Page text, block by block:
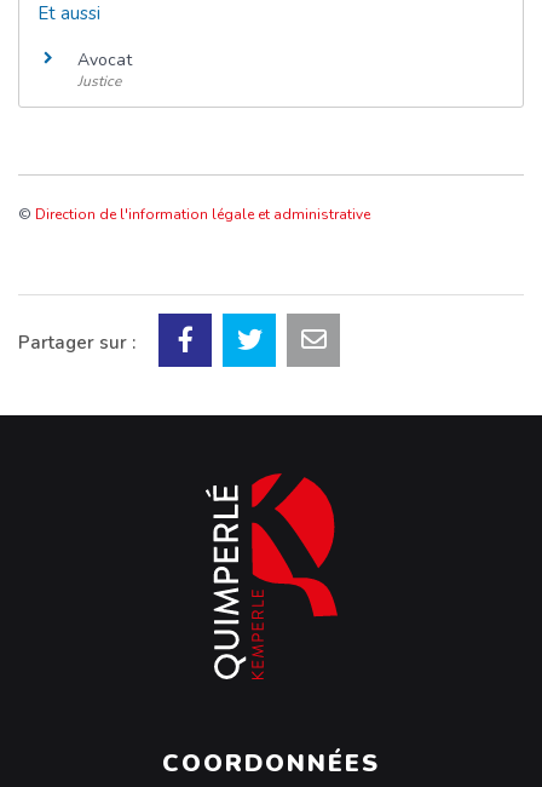
Et aussi
Avocat
Justice
© Direction de l'information légale et administrative
Partager sur :
COORDONNÉES